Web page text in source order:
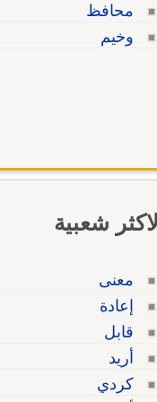
محافظ
وخيم
شعبية
معنى
إعادة
قابل
أريد
كردي